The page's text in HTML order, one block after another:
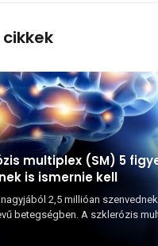
multiplex (SM) 5
is ismernie kell
2,5 millióan
betegségben. A szklerózis
krónikus, gyulladás...